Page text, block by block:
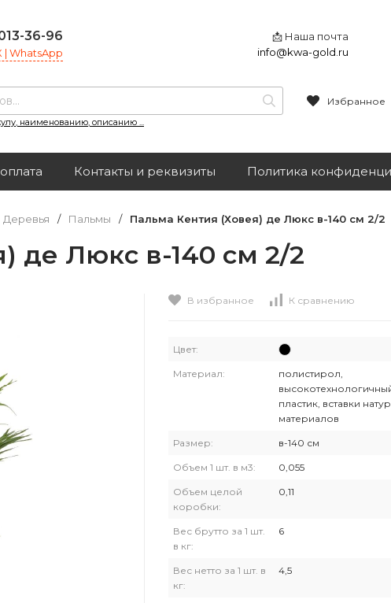
36-96
| WhatsApp
📩 Наша почта
info@kwa-gold.ru
наименованию, описанию ...
Избранное
Контакты и реквизиты Политика
Деревья / Пальмы / Пальма Кентия (Ховея) де Люкс в-140 см 2/2
де Люкс в-140 см 2/2
В избранное К сравнению
Цвет:
Материал:
полистирол,
пластик, вставки
материалов
Размер: в-140 см
Объем 1 шт. в м3: 0,055
Объем целой
коробки:
0,11
Вес брутто за 1 шт.
в кг:
6
Вес нетто за 1 шт. в
кг:
4,5